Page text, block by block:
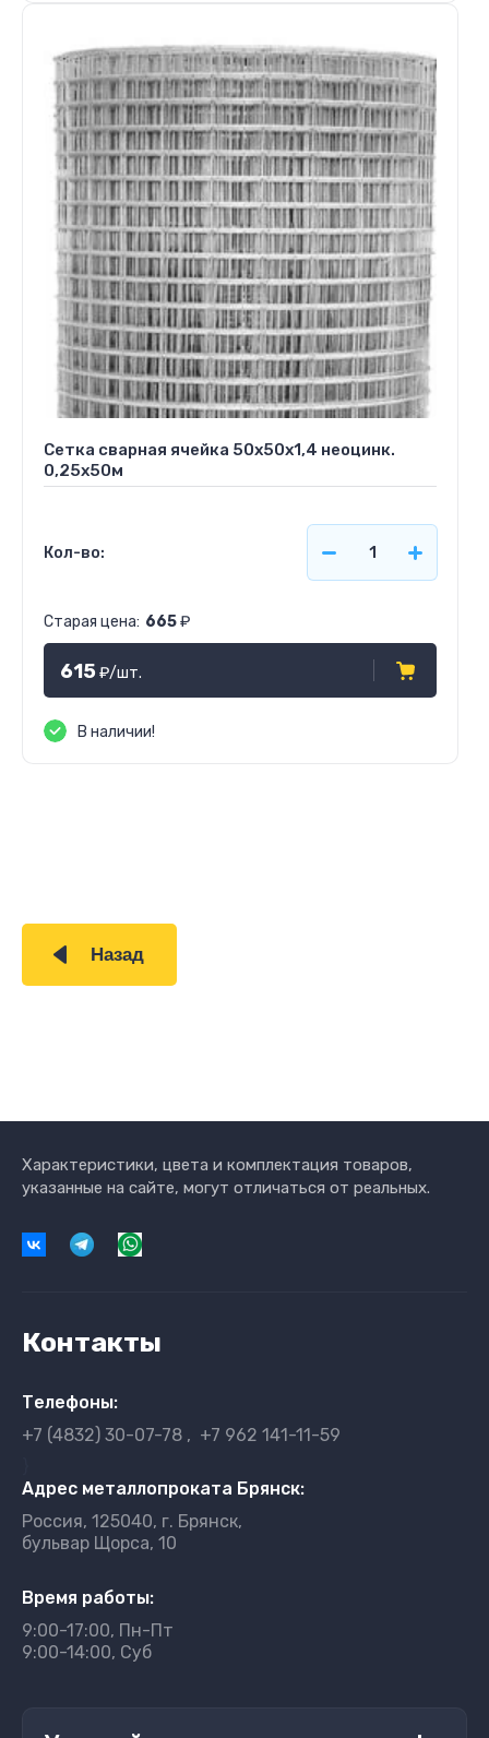
Сетка сварная ячейка 50х50х1,4 неоцинк.
0,25х50м
Кол-во:
Старая цена: 665₽
615₽/шт.
В наличии!
Назад
Характеристики, цвета и комплектация товаров,
указанные на сайте, могут отличаться от реальных.
Контакты
Телефоны:
+7 (4832) 30-07-78
+7 962 141-11-59
Адрес металлопроката Брянск:
Россия, 125040, г. Брянск,
бульвар Щорса, 10
Время работы:
9:00-17:00, Пн-Пт
9:00-14:00, Суб